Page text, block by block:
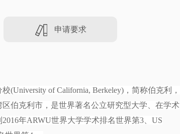
申请要求
(University of California, Berkeley)，简称伯克利，
伯克利市，是世界著名公立研究型大学、在学术
年ARWU世界大学学术排名世界第3、US